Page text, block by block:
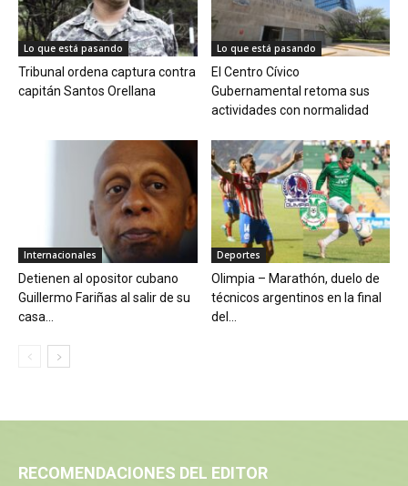
Lo que está pasando
Tribunal ordena captura contra
capitán Santos Orellana
Lo que está pasando
El Centro Cívico
Gubernamental retoma sus
actividades con normalidad
Internacionales
Detienen al opositor cubano
Guillermo Fariñas al salir de su
casa...
Deportes
Olimpia – Marathón, duelo de
técnicos argentinos en la final
del...
RECOMENDACIONES DEL EDITOR